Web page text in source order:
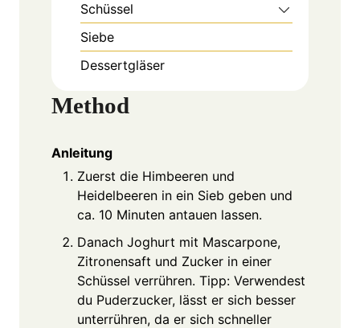
Schüssel
Siebe
Dessertgläser
Method
Anleitung
Zuerst die Himbeeren und
Heidelbeeren in ein Sieb geben und
ca. 10 Minuten antauen lassen.
Danach Joghurt mit Mascarpone,
Zitronensaft und Zucker in einer
Schüssel verrühren. Tipp: Verwendest
du Puderzucker, lässt er sich besser
unterrühren, da er sich schneller